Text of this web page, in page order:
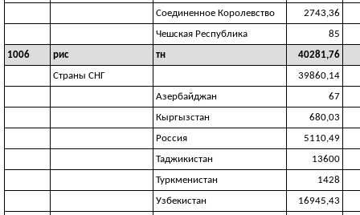
Соединенное Королевство
2743,36
Чешская Республика
85
1006
рис тн
40281,76
Страны СНГ
39860,14
Азербайджан
67
Кыргызстан
680,03
Россия
5110,49
Таджикистан
13600
Туркменистан
1428
Узбекистан
16945,43